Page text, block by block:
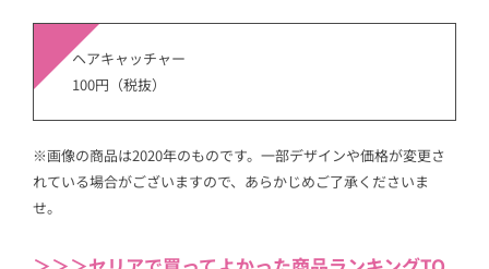
ヘアキャッチャー
100円（税抜）
※画像の商品は2020年のものです。一部デザインや価格が変更さ
れている場合がございますので、あらかじめご了承くださいま
せ。